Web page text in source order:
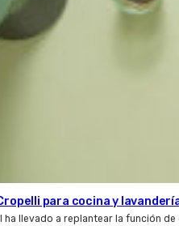
para cocina y
llevado a replantear la función